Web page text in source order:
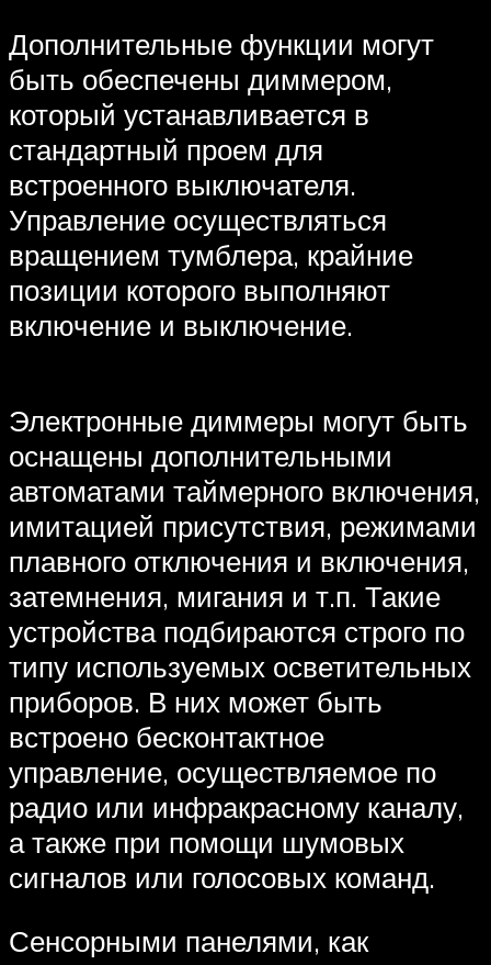
Дополнительные функции могут
быть обеспечены диммером,
который устанавливается в
стандартный проем для
встроенного выключателя.
Управление осуществляться
вращением тумблера, крайние
позиции которого выполняют
включение и выключение.
Электронные диммеры могут быть
оснащены дополнительными
автоматами таймерного включения,
имитацией присутствия, режимами
плавного отключения и включения,
затемнения, мигания и т.п. Такие
устройства подбираются строго по
типу используемых осветительных
приборов. В них может быть
встроено бесконтактное
управление, осуществляемое по
радио или инфракрасному каналу,
а также при помощи шумовых
сигналов или голосовых команд.
Сенсорными панелями, как